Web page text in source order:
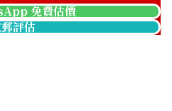
免費估價
評估